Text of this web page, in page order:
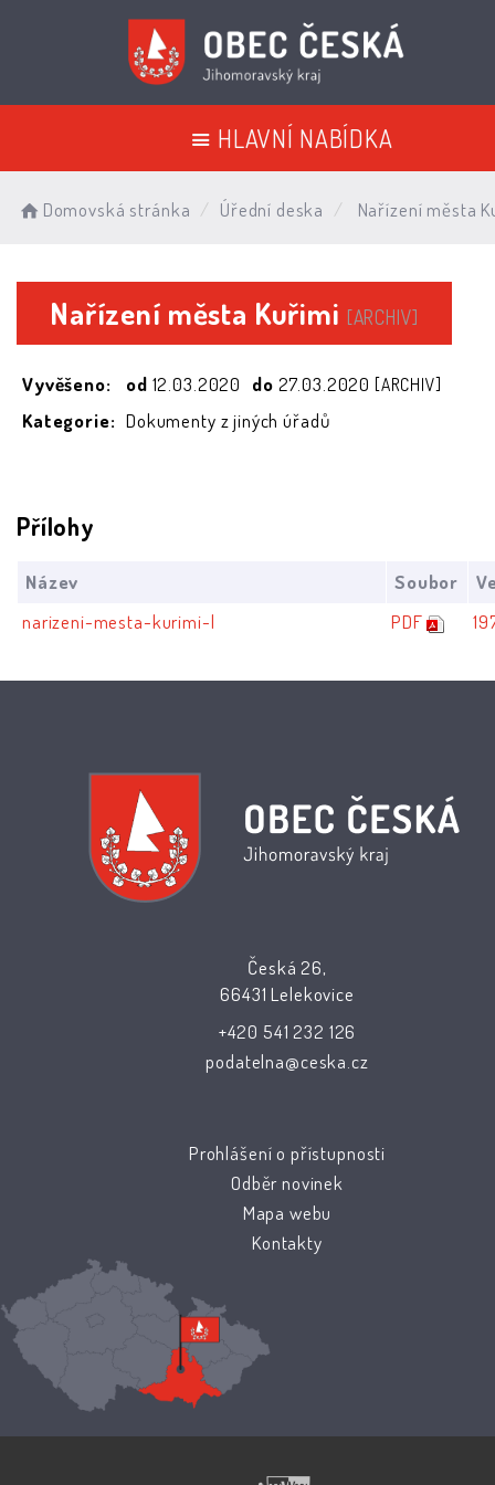
HLAVNÍ NABÍDKA
Domovská stránka Úřední deska Nařízení města
Nařízení města Kuřimi [ARCHIV]
Vyvěšeno: od 12.03.2020 do 27.03.2020 [ARCHIV]
Kategorie: Dokumenty z jiných úřadů
Přílohy
Název Soubor
narizeni-mesta-kurimi-l
PDF
Česká 26,
66431 Lelekovice
+420 541 232 126
podatelna@ceska.cz
Prohlášení o přístupnosti
Odběr novinek
Mapa webu
Kontakty